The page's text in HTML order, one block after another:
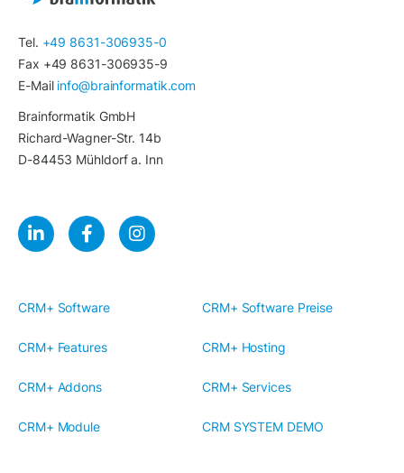
Tel. +49 8631-306935-0
Fax +49 8631-306935-9
E-Mail info@brainformatik.com
Brainformatik GmbH
Richard-Wagner-Str. 14b
D-84453 Mühldorf a. Inn
CRM+ Software CRM+ Software Preise
CRM+ Features CRM+ Hosting
CRM+ Addons CRM+ Services
CRM+ Module CRM SYSTEM DEMO